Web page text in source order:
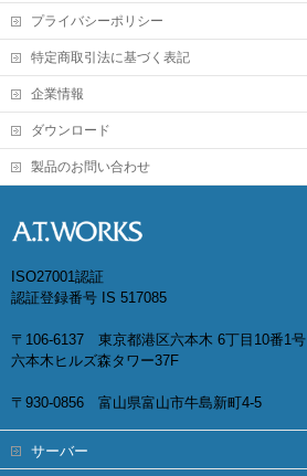
プライバシーポリシー
特定商取引法に基づく表記
企業情報
ダウンロード
製品のお問い合わせ
ISO27001認証
認証登録番号 IS 517085
〒106-6137 東京都港区六本木 6丁目10番1号
六本木ヒルズ森タワー37F
〒930-0856 富山県富山市牛島新町4-5
サーバー